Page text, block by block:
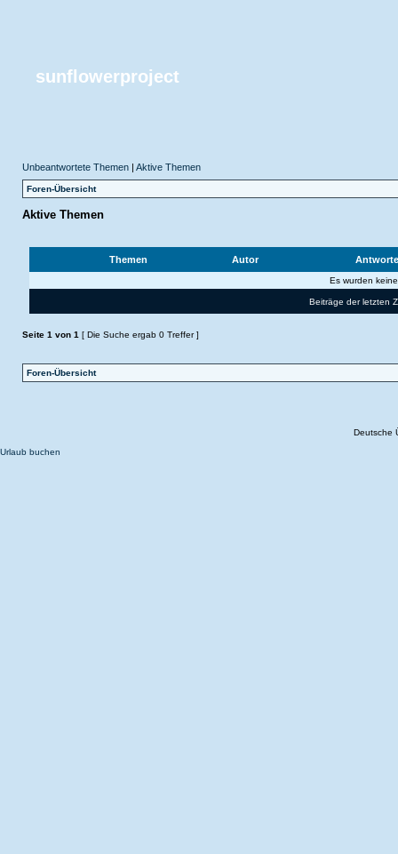
sunflowerproject
Unbeantwortete Themen| Aktive Themen
Foren-Übersicht
Aktive Themen
Themen Autor
Es wurden
Beiträge der letzten
Seite 1 von 1 [ Die Suche ergab 0 Treffer ]
Foren-Übersicht
Deutsche
Urlaub buchen